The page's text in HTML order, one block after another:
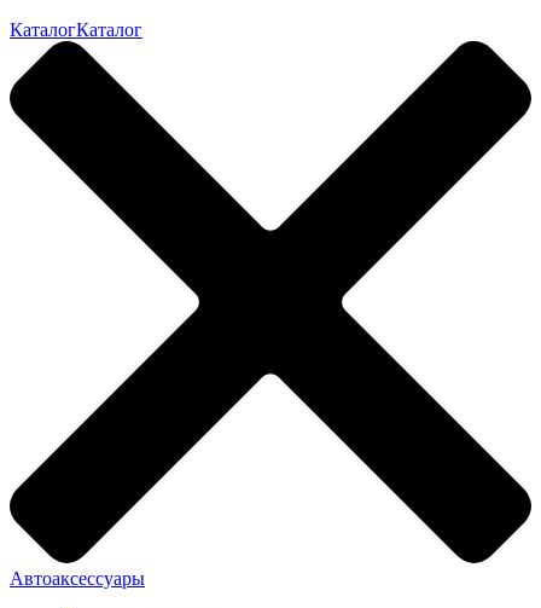
КаталогКаталог
Автоаксессуары